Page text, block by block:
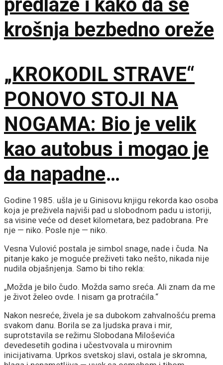
krošnja bezbedno oreže
„KROKODIL STRAVE“
PONOVO STOJI NA
NOGAMA: Bio je velik
kao autobus i mogao je
da napadne
dinosauruse
Godine 1985. ušla je u Ginisovu knjigu rekorda kao osoba
koja je preživela najviši pad u slobodnom padu u istoriji,
sa visine veće od deset kilometara, bez padobrana. Pre
nje — niko. Posle nje — niko.
Vesna Vulović postala je simbol snage, nade i čuda. Na
pitanje kako je moguće preživeti tako nešto, nikada nije
nudila objašnjenja. Samo bi tiho rekla:
„Možda je bilo čudo. Možda samo sreća. Ali znam da me
je život želeo ovde. I nisam ga protraćila.“
Nakon nesreće, živela je sa dubokom zahvalnošću prema
svakom danu. Borila se za ljudska prava i mir,
suprotstavila se režimu Slobodana Miloševića
devedesetih godina i učestvovala u mirovnim
inicijativama. Uprkos svetskoj slavi, ostala je skromna,